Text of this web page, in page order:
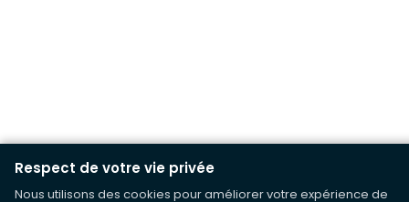
Respect de votre vie privée
Nous utilisons des cookies pour améliorer votre expérience de